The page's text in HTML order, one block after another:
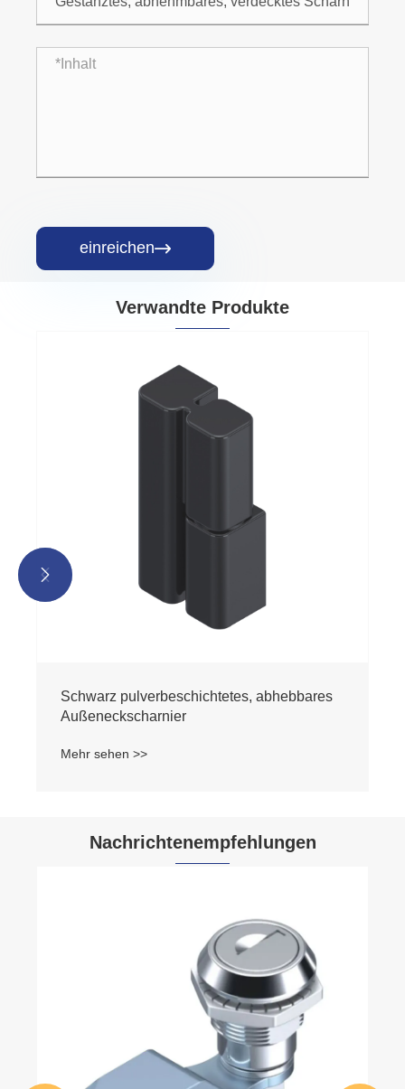
einreichen
Verwandte Produkte
Schwarz pulverbeschichtetes, abhebbares
Außeneckscharnier
Mehr sehen >>


Nachrichtenempfehlungen